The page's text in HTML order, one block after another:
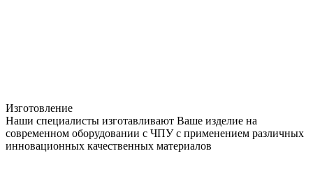
Изготовление
Наши специалисты изготавливают Ваше изделие на
современном оборудовании с ЧПУ с применением различных
инновационных качественных материалов